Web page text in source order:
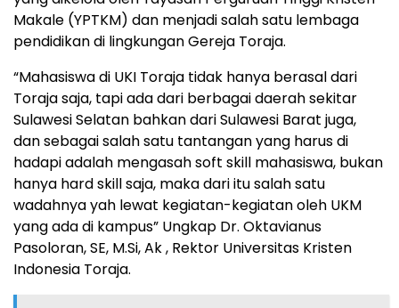
Makale (YPTKM) dan menjadi salah satu lembaga
pendidikan di lingkungan Gereja Toraja.
“Mahasiswa di UKI Toraja tidak hanya berasal dari
Toraja saja, tapi ada dari berbagai daerah sekitar
Sulawesi Selatan bahkan dari Sulawesi Barat juga,
dan sebagai salah satu tantangan yang harus di
hadapi adalah mengasah soft skill mahasiswa, bukan
hanya hard skill saja, maka dari itu salah satu
wadahnya yah lewat kegiatan-kegiatan oleh UKM
yang ada di kampus” Ungkap Dr. Oktavianus
Pasoloran, SE, M.Si, Ak , Rektor Universitas Kristen
Indonesia Toraja.